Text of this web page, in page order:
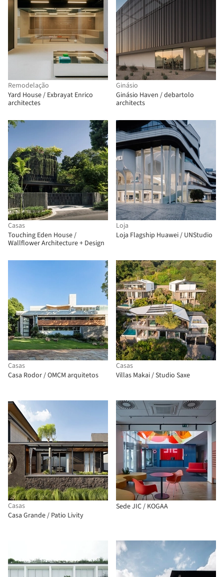
Remodelação
Yard House / Exbrayat Enrico
architectes
Ginásio
Ginásio Haven / debartolo
architects
Casas
Touching Eden House /
Wallflower Architecture + Design
Loja
Loja Flagship Huawei / UNStudio
Casas
Casa Rodor / OMCM arquitetos
Casas
Villas Makai / Studio Saxe
Casas
Casa Grande / Patio Livity
Sede JIC / KOGAA